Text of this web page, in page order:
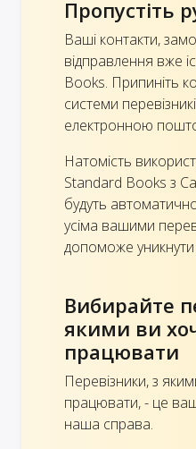
Пропустіть
Ваші контакти,
відправлення вже
Books. Припиніть
системи
електронною
Натомість
Standard Books з
будуть
усіма вашими
допоможе
Вибирайте
якими ви
працювати
Перевізники, з
працювати, - це
наша справа.